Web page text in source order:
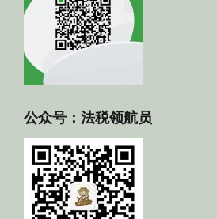
公众号：法税领航员